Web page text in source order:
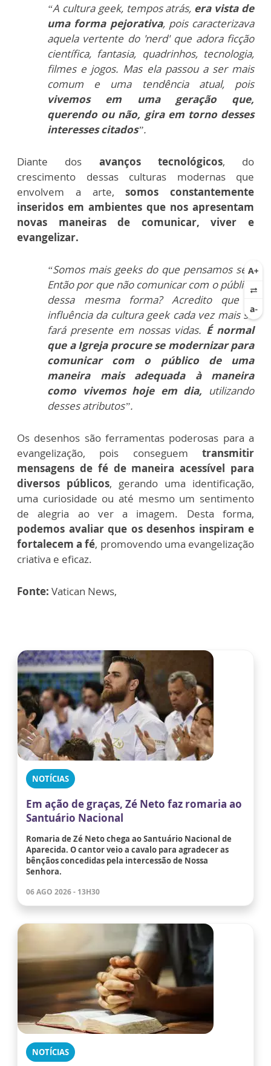
“A cultura geek, tempos atrás, era vista de
uma forma pejorativa, pois caracterizava
aquela vertente do 'nerd' que adora ficção
científica, fantasia, quadrinhos, tecnologia,
filmes e jogos. Mas ela passou a ser mais
comum e uma tendência atual, pois
vivemos em uma geração que,
querendo ou não, gira em torno desses
interesses citados”.
Diante dos avanços tecnológicos, do
crescimento dessas culturas modernas que
envolvem a arte,somos constantemente
inseridos em ambientes que nos apresentam
novas maneiras de comunicar, viver e
evangelizar.
“Somos mais geeks do que pensamos ser.
Então por que não comunicar com o público
dessa mesma forma? Acredito que a
influência da cultura geek cada vez mais se
fará presente em nossas vidas. É normal
que a Igreja procure se modernizar para
comunicar com o público de uma
maneira mais adequada à maneira
como vivemos hoje em dia, utilizando
desses atributos”.
Os desenhos são ferramentas poderosas para a
evangelização, pois conseguem transmitir
mensagens de fé de maneira acessível para
diversos públicos, gerando uma identificação,
uma curiosidade ou até mesmo um sentimento
de alegria ao ver a imagem. Desta forma,
podemos avaliar que os desenhos inspiram e
fortalecem a fé, promovendo uma evangelização
criativa e eficaz.
Fonte: Vatican News,
NOTÍCIAS
Em ação de graças, Zé Neto faz romaria ao
Santuário Nacional
Romaria de Zé Neto chega ao Santuário Nacional de
Aparecida. O cantor veio a cavalo para agradecer as
bênçãos concedidas pela intercessão de Nossa
Senhora.
06 AGO 2026 - 13H30
NOTÍCIAS